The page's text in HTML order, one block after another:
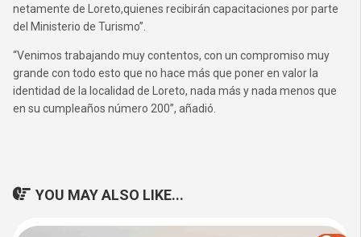
netamente de Loreto,quienes recibirán capacitaciones por parte
del Ministerio de Turismo”.
“Venimos trabajando muy contentos, con un compromiso muy
grande con todo esto que no hace más que poner en valor la
identidad de la localidad de Loreto, nada más y nada menos que
en su cumpleaños número 200”, añadió.
YOU MAY ALSO LIKE...